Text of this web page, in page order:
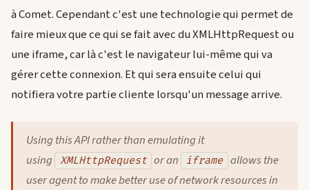
à Comet. Cependant c'est une technologie qui permet de
faire mieux que ce qui se fait avec du XMLHttpRequest ou
une iframe, car là c'est le navigateur lui-même qui va
gérer cette connexion. Et qui sera ensuite celui qui
notifiera votre partie cliente lorsqu'un message arrive.
Using this API rather than emulating it
using XMLHttpRequest or an iframe allows the
user agent to make better use of network resources in